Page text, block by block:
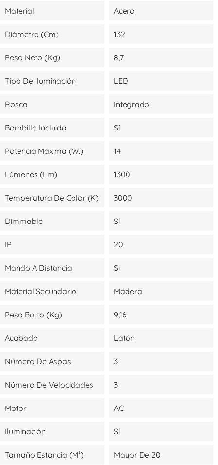
Material Acero
Diámetro (cm) 132
Peso Neto (kg) 8,7
Tipo De Iluminación LED
Rosca Integrado
Bombilla Incluida Sí
Potencia Máxima (W.) 14
Lúmenes (lm) 1300
Temperatura De Color (K) 3000
Dimmable Sí
IP 20
Mando A Distancia Si
Material Secundario Madera
Peso Bruto (kg) 9,16
Acabado Latón
Número De Aspas 3
Número De Velocidades 3
Motor AC
Iluminación Sí
Tamaño Estancia (m²) Mayor De 20